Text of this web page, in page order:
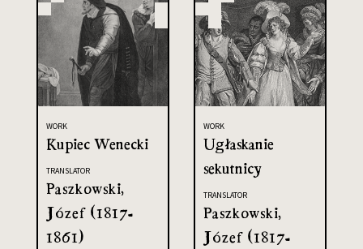
WORK
Kupiec Wenecki
TRANSLATOR
Paszkowski,
Józef (1817-
1861)
WORK
Ugłaskanie
sekutnicy
TRANSLATOR
Paszkowski,
Józef (1817-